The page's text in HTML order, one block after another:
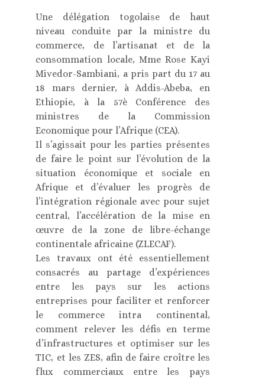
Une délégation togolaise de haut
niveau conduite par la ministre du
commerce, de l’artisanat et de la
consommation locale, Mme Rose Kayi
Mivedor-Sambiani, a pris part du 17 au
18 mars dernier, à Addis-Abeba, en
Ethiopie, à la 57è Conférence des
ministres de la Commission
Economique pour l’Afrique (CEA).
Il s’agissait pour les parties présentes
de faire le point sur l’évolution de la
situation économique et sociale en
Afrique et d’évaluer les progrès de
l’intégration régionale avec pour sujet
central, l’accélération de la mise en
œuvre de la zone de libre-échange
continentale africaine (ZLECAF).
Les travaux ont été essentiellement
consacrés au partage d’expériences
entre les pays sur les actions
entreprises pour faciliter et renforcer
le commerce intra continental,
comment relever les défis en terme
d’infrastructures et optimiser sur les
TIC, et les ZES, afin de faire croître les
flux commerciaux entre les pays